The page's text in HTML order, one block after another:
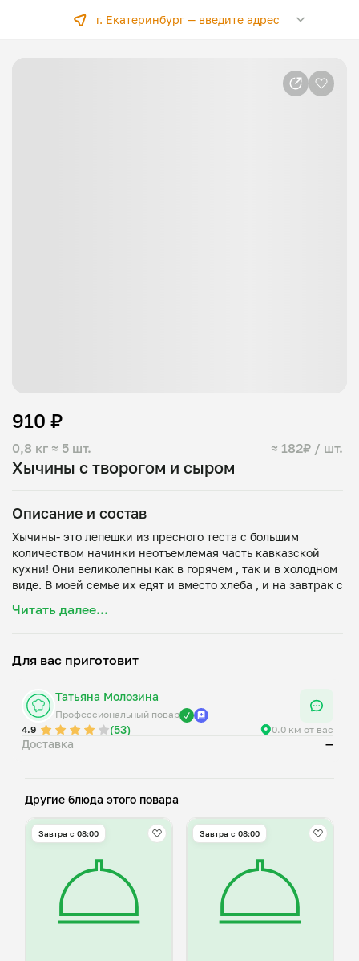
г. Екатеринбург —введите адрес
Хычины с творогом и сыром
0,8 кг ≈ 5 шт. ≈ 182₽ / шт.
910 ₽
Описание и состав
Хычины- это лепешки из пресного теста с большим
количеством начинки неотъемлемая часть кавказской
кухни! Они великолепны как в горячем , так и в холодном
виде. В моей семье их едят и вместо хлеба , и на завтрак с
берет как перекус в школу . Даже сидящие на диетах
Читать далее...
Для вас приготовит
Татьяна Молозина
Профессиональный повар
4.9
(53) 0.0 км от вас
Доставка —
Другие блюда этого повара
Завтра c 08:00 Завтра c 08:00